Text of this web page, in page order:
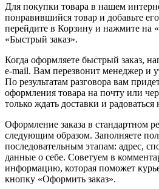
Для покупки товара в нашем
понравившийся товар и добавьте
перейдите в Корзину и нажмите на
«Быстрый заказ».
Когда оформляете быстрый заказ,
e-mail. Вам перезвонит менеджер и
По результатам разговора вам
оформления товара на почту или
только ждать доставки и
Оформление заказа в стандартном
следующим образом. Заполняете
последовательным этапам: адрес,
данные о себе. Советуем в
информацию, которая поможет
кнопку «Оформить заказ».